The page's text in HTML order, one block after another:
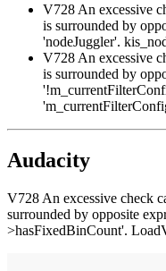
V728 An excessive
is surrounded by
'nodeJuggler'.
V728 An excessive
is surrounded by
Audacity
V728 An excessive check
surrounded by opposite
>hasFixedBinCount'.